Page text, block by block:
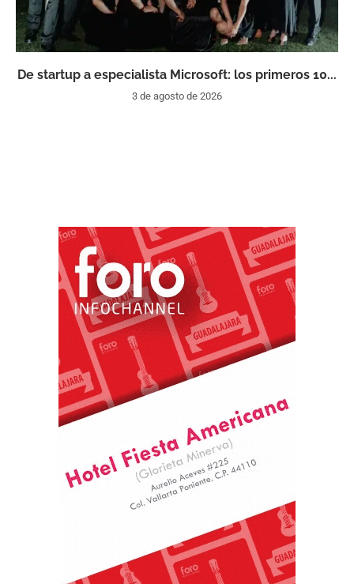
De startup a especialista Microsoft: los primeros 10...
3 de agosto de 2026